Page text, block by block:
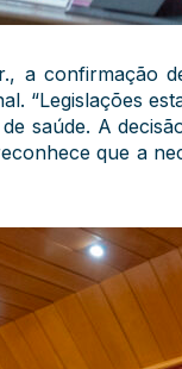
a confirmação
“Legislações
saúde. A
que a